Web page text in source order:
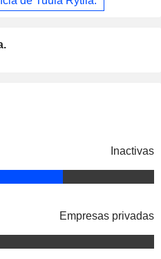
Inactivas
Empresas privadas